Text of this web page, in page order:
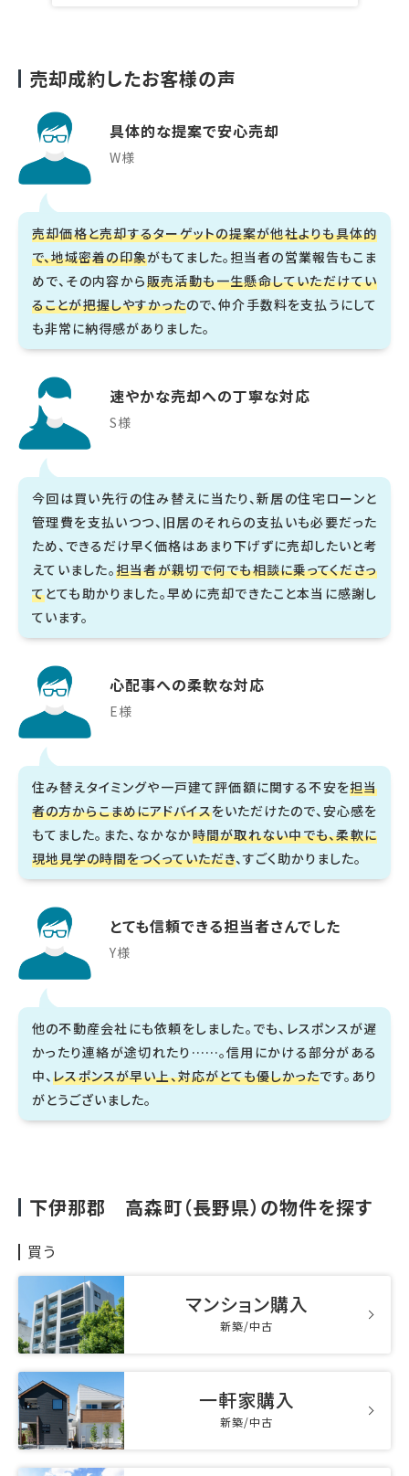
売却成約したお客様の声
具体的な提案で安心売却
W様
売却価格と売却するターゲットの提案が他社よりも具体的
で、地域密着の印象がもてました。担当者の営業報告もこま
めで、その内容から販売活動も一生懸命していただけてい
ることが把握しやすかったので、仲介手数料を支払うにして
も非常に納得感がありました。
速やかな売却への丁寧な対応
S様
今回は買い先行の住み替えに当たり、新居の住宅ローンと
管理費を支払いつつ、旧居のそれらの支払いも必要だった
ため、できるだけ早く価格はあまり下げずに売却したいと考
えていました。担当者が親切で何でも相談に乗ってくださっ
てとても助かりました。早めに売却できたこと本当に感謝し
ています。
心配事への柔軟な対応
E様
住み替えタイミングや一戸建て評価額に関する不安を担当
者の方からこまめにアドバイスをいただけたので、安心感を
もてました。また、なかなか時間が取れない中でも、柔軟に
現地見学の時間をつくっていただき、すごく助かりました。
とても信頼できる担当者さんでした
Y様
他の不動産会社にも依頼をしました。でも、レスポンスが遅
かったり連絡が途切れたり……。信用にかける部分がある
中、レスポンスが早い上、対応がとても優しかったです。あり
がとうございました。
下伊那郡 高森町（長野県）の物件を探す
買う
マンション購入
新築/中古
一軒家購入
新築/中古